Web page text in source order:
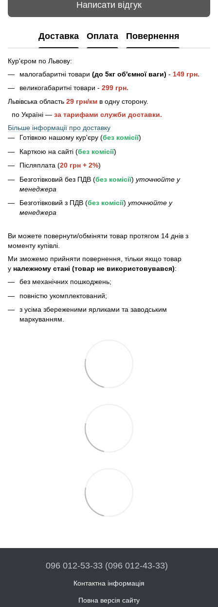
Написати відгук
Доставка Оплата Повернення
Кур'єром по Львову:
малогабаритні товари (до 5кг об'ємної ваги) - 149 грн.
великогабаритні товари - 299 грн.
Львівська область 29 грн/км в одну сторону.
по Україні — за тарифами служби доставки.
Більше інформації про доставку
Готівкою нашому кур'єру (без комісії)
Карткою на сайті (без комісії)
Післяплата (20 грн + 2%)
Безготівковий без ПДВ (без комісії) уточнюйте у
менеджера
Безготівковий з ПДВ (без комісії) уточнюйте у
менеджера
Bи можете повернути/обміняти товар протягом 14 днів з
моменту купівлі.
Ми зможемо прийняти повернення, тільки якщо товар
у належному стані (товар не використовувався):
без механічних пошкоджень;
повністю укомплектований;
з усіма збереженими ярликами та заводським
маркуванням.
096 012-53-33 (096 012-43-33)
Контактна інформація
Повна версія сайту